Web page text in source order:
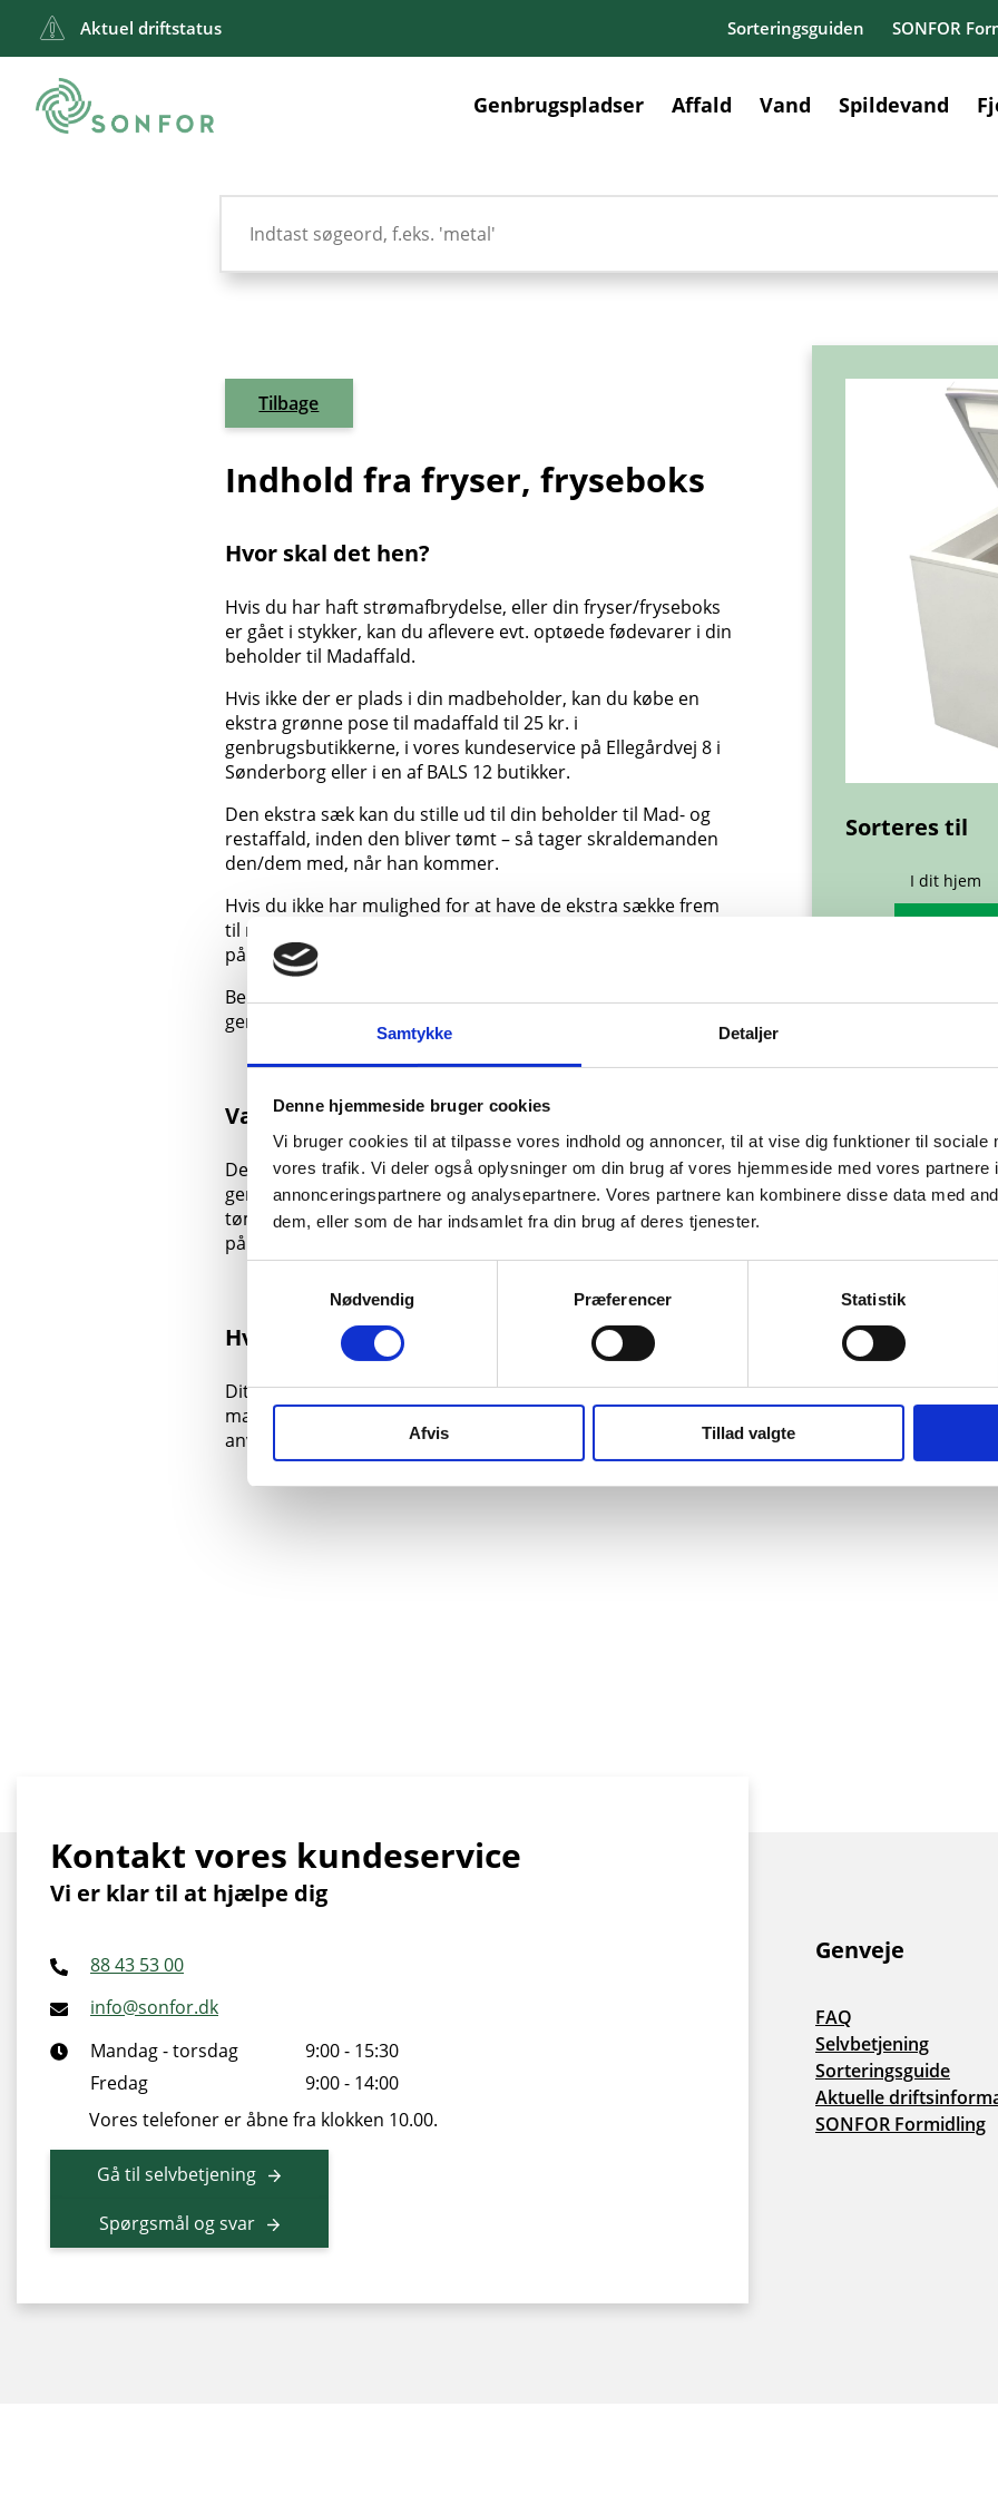
Samtykke Detaljer
Denne hjemmeside bruger cookies
Vi bruger cookies til at tilpasse vores indhold og annoncer, til at vise dig funktioner til sociale
vores trafik. Vi deler også oplysninger om din brug af vores hjemmeside med vores partnere
annonceringspartnere og analysepartnere. Vores partnere kan kombinere disse data med
dem, eller som de har indsamlet fra din brug af deres tjenester.
Nødvendig
Præferencer Statistik
Afvis Tillad valgte
Aktuel driftstatus Sorteringsguiden SONFOR
Genbrugspladser Affald Vand Spildevand
Tilbage
Indhold fra fryser, fryseboks
Hvor skal det hen?
Hvis du har haft strømafbrydelse, eller din fryser/fryseboks
er gået i stykker, kan du aflevere evt. optøede fødevarer i din
beholder til Madaffald.
Hvis ikke der er plads i din madbeholder, kan du købe en
ekstra grønne pose til madaffald til 25 kr. i
genbrugsbutikkerne, i vores kundeservice på Ellegårdvej 8 i
Sønderborg eller i en af BALS 12 butikker.
Den ekstra sæk kan du stille ud til din beholder til Mad- og
restaffald, inden den bliver tømt – så tager skraldemanden
den/dem med, når han kommer.
Hvis du ikke har mulighed for at have de ekstra sække frem
til næste tømningsdag, kan du kontakte vores kundeservice
på tlf.: 88 43 53 00.
Bemærk at det ikke er muligt at aflevere madaffaldet på
genbrugspladsen.
Vær opmærksom på
Den tomme fryser/fryseboks kan du aflevere på
genbrugspladsen til Hårde Hvidevarer – men husk først at
tømme den helt. Ellers risikerer du nemlig at få en regning
på 500 kr.
Hvad sker der med affaldet?
Dit madaffald bliver kørt til et biogasanlæg, hvor det bliver
mast til pulp og omdannet til biogas. Restproduktet bliver
anvendt som gødning på markerne.
Sorteres til
I dit hjem
Kontakt vores kundeservice
Vi er klar til at hjælpe dig
88 43 53 00
info@sonfor.dk
Mandag - torsdag
9:00 - 15:30
Fredag
9:00 - 14:00
Vores telefoner er åbne fra klokken 10.00.
Gå til selvbetjening
Spørgsmål og svar
Genveje
FAQ
Selvbetjening
Sorteringsguide
Aktuelle
SONFOR Formidling